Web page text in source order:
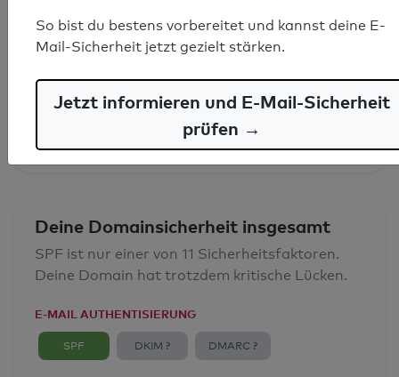
SPF-Record gefunden
Syntaxprüfung: 0 Fehler
E-Mail-Spoofingschutz: Gut
Deine Domainsicherheit insgesamt
SPF ist nur einer von 11 Sicherheitsfaktoren.
Deine Domain hat trotzdem kritische Lücken.
E-MAIL AUTHENTISIERUNG
SPF DKIM ? DMARC ?
So bist du bestens vorbereitet und kannst deine E-
Mail-Sicherheit jetzt gezielt stärken.
Jetzt informieren und E-Mail-Sicherheit
prüfen →